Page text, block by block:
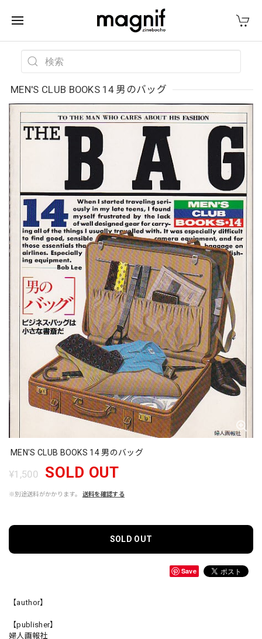
MEN'S CLUB BOOKS 14 男のバッグ
MEN'S CLUB BOOKS 14 男のバッグ
¥1,500 SOLD OUT
※別途送料がかかります。 送料を確認する
SOLD OUT
Save
【author】
【publisher】
婦人画報社